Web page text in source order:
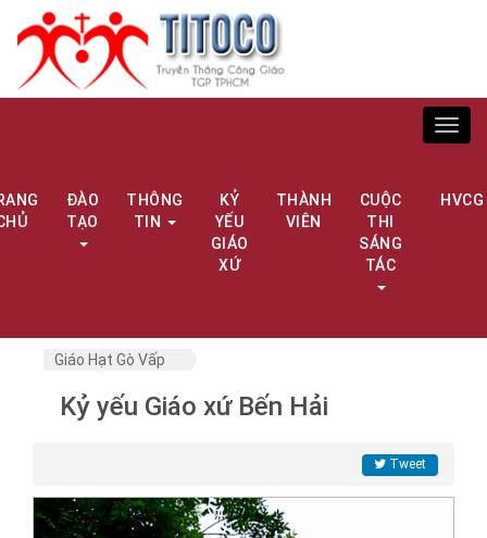
ĐÀO
TẠO
THÔNG
TIN
KỶ
YẾU
GIÁO
XỨ
THÀNH
VIÊN
CUỘC
THI
SÁNG
TÁC
HVCG
Giáo Hạt Gò Vấp
Kỷ yếu Giáo xứ Bến Hải
Tweet